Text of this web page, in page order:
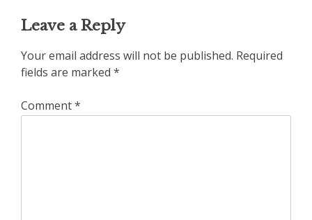
Leave a Reply
Your email address will not be published. Required
fields are marked *
Comment*